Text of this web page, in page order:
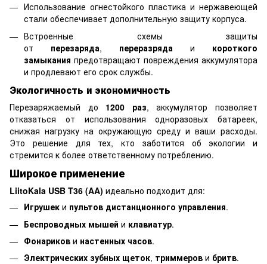
Использование огнестойкого пластика и нержавеющей
стали обеспечивает дополнительную защиту корпуса.
Встроенные схемы защиты
от перезаряда, переразряда и короткого
замыкания предотвращают повреждения аккумулятора
и продлевают его срок службы.
Экологичность и экономичность
Перезаряжаемый до 1200 раз, аккумулятор позволяет
отказаться от использования одноразовых батареек,
снижая нагрузку на окружающую среду и ваши расходы.
Это решение для тех, кто заботится об экологии и
стремится к более ответственному потреблению.
Широкое применение
LiitoKala USB T36 (AA) идеально подходит для:
Игрушек и пультов дистанционного управления.
Беспроводных мышей и клавиатур.
Фонариков и настенных часов.
Электрических зубных щеток, триммеров и бритв.